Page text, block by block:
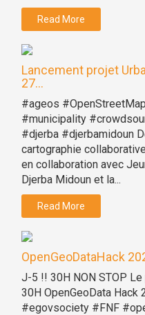
Read More
Lancement projet
27...
#ageos
#municipality
#djerba #djerbamidoun
cartographie
en collaboration avec
Djerba Midoun et la...
Read More
OpenGeoDataHack
J-5 !! 30H NON STOP
30H OpenGeoData Hack
#egovsociety #FNF